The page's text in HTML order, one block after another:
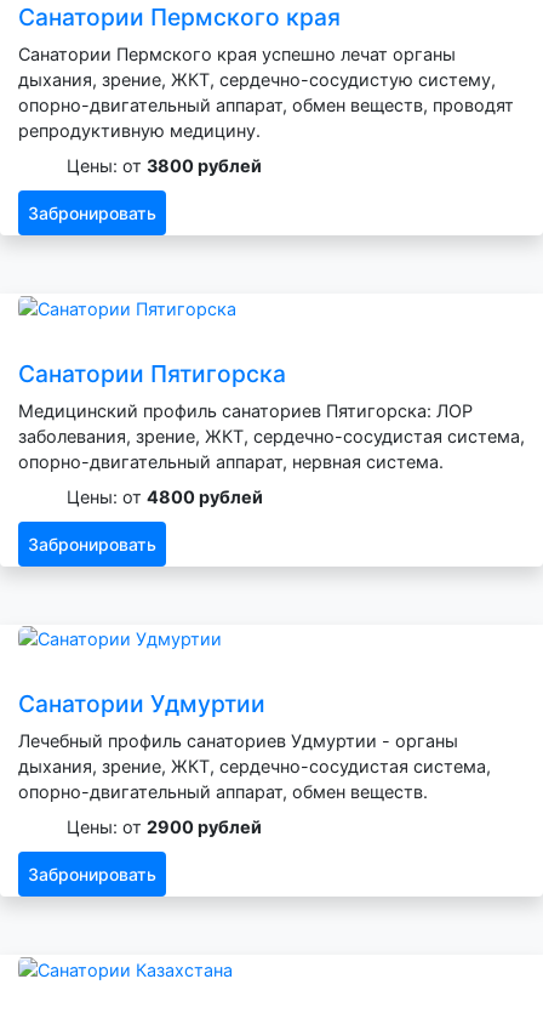
Санатории Пермского края
Санатории Пермского края успешно лечат органы
дыхания, зрение, ЖКТ, сердечно-сосудистую систему,
опорно-двигательный аппарат, обмен веществ, проводят
репродуктивную медицину.
Цены: от 3800 рублей
Забронировать
Санатории Пятигорска
Медицинский профиль санаториев Пятигорска: ЛОР
заболевания, зрение, ЖКТ, сердечно-сосудистая система,
опорно-двигательный аппарат, нервная система.
Цены: от 4800 рублей
Забронировать
Санатории Удмуртии
Лечебный профиль санаториев Удмуртии - органы
дыхания, зрение, ЖКТ, сердечно-сосудистая система,
опорно-двигательный аппарат, обмен веществ.
Цены: от 2900 рублей
Забронировать